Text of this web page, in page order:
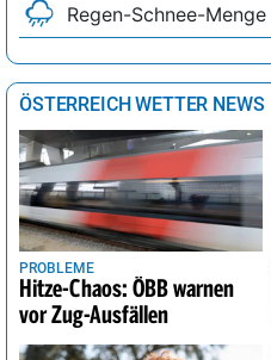
Regen-Schnee-Menge
ÖSTERREICH WETTER NEWS
PROBLEME
Hitze-Chaos: ÖBB warnen
vor Zug-Ausfällen